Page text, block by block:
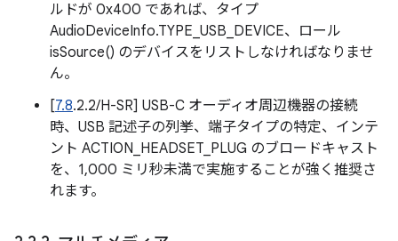
ルドが 0x400 であれば、タイプ
AudioDeviceInfo.TYPE_USB_DEVICE、ロール
isSource() のデバイスをリストしなければなりませ
ん。
[7.8.2.2/H-SR] USB-C オーディオ周辺機器の接続
時、USB 記述子の列挙、端子タイプの特定、インテ
ント ACTION_HEADSET_PLUG のブロードキャスト
を、1,000 ミリ秒未満で実施することが強く推奨さ
れます。